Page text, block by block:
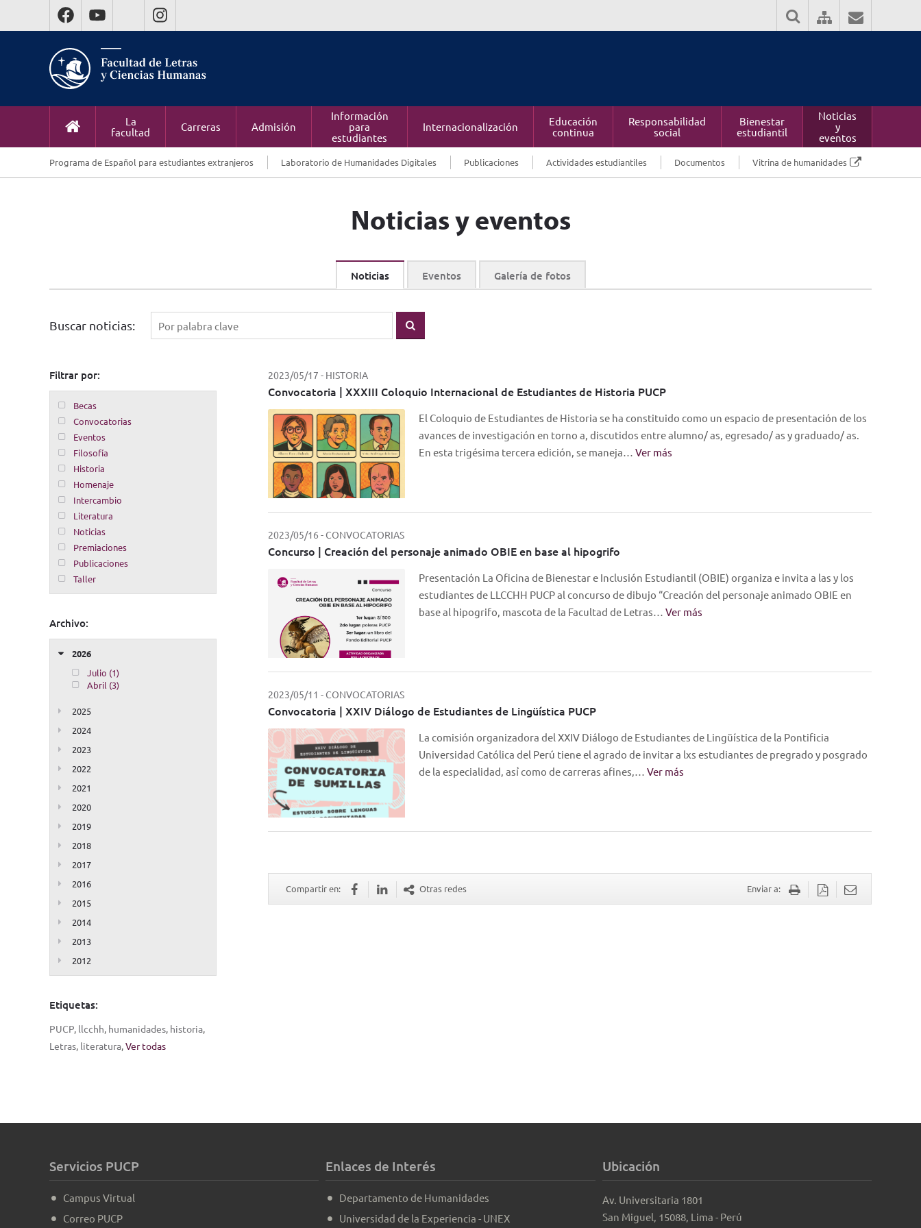
La
facultad
Carreras Admisión
Información
para
estudiantes
Internacionalización
Educación
continua
Responsabilidad
social
Bienestar
estudiantil
Noticias
y
eventos
Programa de Español para estudiantes extranjeros Laboratorio de Humanidades Digitales Publicaciones Actividades estudiantiles Documentos Vitrina de humanidades
Noticias y eventos
Noticias Eventos Galería de fotos
Buscar noticias:
Filtrar por:
Becas
Convocatorias
Eventos
Filosofía
Historia
Homenaje
Intercambio
Literatura
Noticias
Premiaciones
Publicaciones
Taller
Archivo:
2026
Julio (1)
Abril (3)
2025
2024
2023
2022
2021
2020
2019
2018
2017
2016
2015
2014
2013
2012
Etiquetas:
PUCP, llcchh, humanidades, historia,
Letras, literatura,Ver todas
2023/05/17 - HISTORIA
Convocatoria | XXXIII Coloquio Internacional de Estudiantes de Historia PUCP
El Coloquio de Estudiantes de Historia se ha constituido como un espacio de presentación de los
avances de investigación en torno a, discutidos entre alumno/ as, egresado/ as y graduado/ as.
En esta trigésima tercera edición, se maneja… Ver más
2023/05/16 - CONVOCATORIAS
Concurso | Creación del personaje animado OBIE en base al hipogrifo
Presentación La Oficina de Bienestar e Inclusión Estudiantil (OBIE) organiza e invita a las y los
estudiantes de LLCCHH PUCP al concurso de dibujo “Creación del personaje animado OBIE en
base al hipogrifo, mascota de la Facultad de Letras… Ver más
2023/05/11 - CONVOCATORIAS
Convocatoria | XXIV Diálogo de Estudiantes de Lingüística PUCP
La comisión organizadora del XXIV Diálogo de Estudiantes de Lingüística de la Pontificia
Universidad Católica del Perú tiene el agrado de invitar a lxs estudiantes de pregrado y posgrado
de la especialidad, así́ como de carreras afines,… Ver más
Compartir en: Otras redes Enviar a:
Servicios PUCP
Campus Virtual
Correo PUCP
Enlaces de Interés
Departamento de Humanidades
Universidad de la Experiencia - UNEX
Ubicación
Av. Universitaria 1801
San Miguel, 15088, Lima - Perú